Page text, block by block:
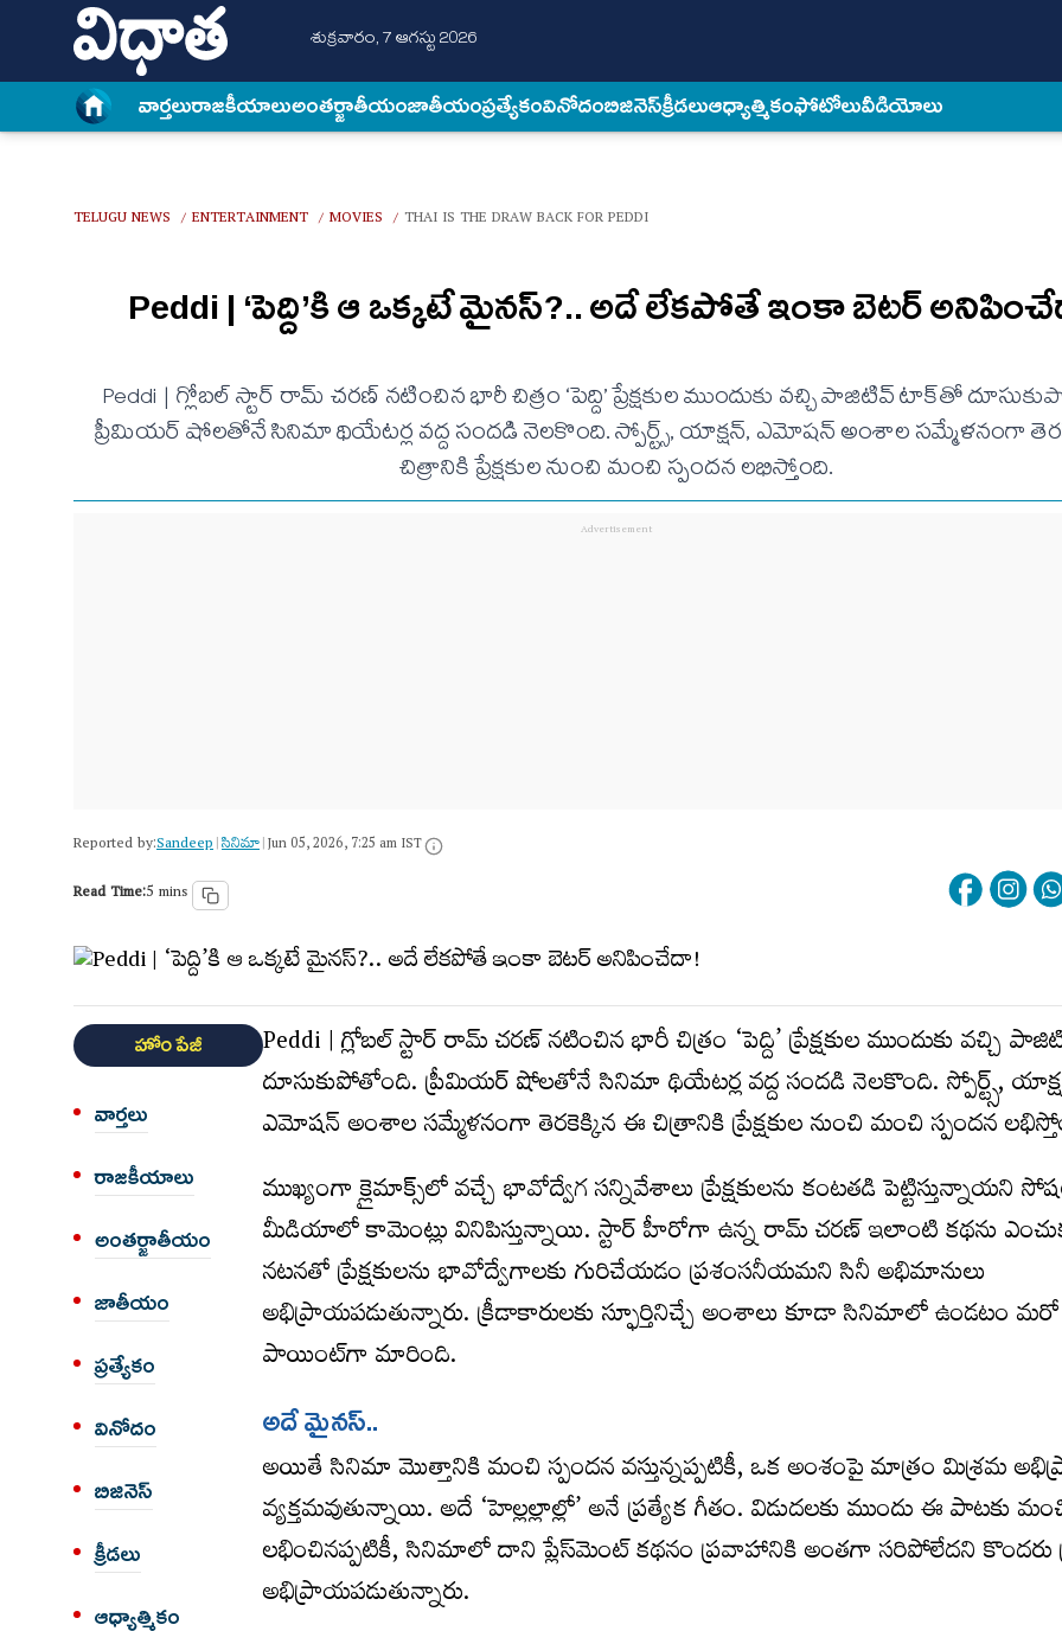
శుక్రవారం, 7 ఆగస్టు 2026
వార్త‌లురాజకీయాలుఅంత‌ర్జాతీయంజాతీయంప్రత్యేకంవినోదంబిజినెస్క్రీడలుఆధ్యాత్మికంఫోటోలువీడియోలు
TELUGU NEWS / ENTERTAINMENT / MOVIES / THAI IS THE DRAW BACK FOR PEDDI
Peddi | ‘పెద్ది’కి ఆ ఒక్కటే మైనస్?.. అదే లేకపోతే ఇంకా బెటర్
Peddi | గ్లోబల్ స్టార్ రామ్ చరణ్ నటించిన భారీ చిత్రం ‘పెద్ది’ ప్రేక్షకుల ముందుకు వచ్చి పాజిటివ్ టాక్‌తో
ప్రీమియర్ షోలతోనే సినిమా థియేటర్ల వద్ద సందడి నెలకొంది. స్పోర్ట్స్, యాక్షన్, ఎమోషన్ అంశాల సమ్మేళనంగా
చిత్రానికి ప్రేక్షకుల నుంచి మంచి స్పందన లభిస్తోంది.
Reported by:Sandeep|సినిమా|Jun 05, 2026, 7:25 am IST
Read Time:5 mins
హోం పేజీ
వార్త‌లు
రాజకీయాలు
అంత‌ర్జాతీయం
జాతీయం
ప్రత్యేకం
వినోదం
బిజినెస్
క్రీడలు
ఆధ్యాత్మికం
Peddi | గ్లోబల్ స్టార్ రామ్ చరణ్ నటించిన భారీ చిత్రం ‘పెద్ది’ ప్రేక్షకుల ముందుకు వచ్చి
దూసుకుపోతోంది. ప్రీమియర్ షోలతోనే సినిమా థియేటర్ల వద్ద సందడి నెలకొంది. స్పోర్ట్స్,
ఎమోషన్ అంశాల సమ్మేళనంగా తెరకెక్కిన ఈ చిత్రానికి ప్రేక్షకుల నుంచి మంచి స్పందన
ముఖ్యంగా క్లైమాక్స్‌లో వచ్చే భావోద్వేగ సన్నివేశాలు ప్రేక్షకులను కంటతడి పెట్టిస్తున్నాయని
మీడియాలో కామెంట్లు వినిపిస్తున్నాయి. స్టార్ హీరోగా ఉన్న రామ్ చరణ్ ఇలాంటి కథను
నటనతో ప్రేక్షకులను భావోద్వేగాలకు గురిచేయడం ప్రశంసనీయమని సినీ అభిమానులు
అభిప్రాయపడుతున్నారు. క్రీడాకారులకు స్ఫూర్తినిచ్చే అంశాలు కూడా సినిమాలో ఉండటం మరో
పాయింట్‌గా మారింది.
అదే మైన‌స్..
అయితే సినిమా మొత్తానికి మంచి స్పందన వస్తున్నప్పటికీ, ఒక అంశంపై మాత్రం మిశ్రమ
వ్యక్తమవుతున్నాయి. అదే ‘హెల్లల్లాల్లో’ అనే ప్రత్యేక గీతం. విడుదలకు ముందు ఈ పాటకు
లభించినప్పటికీ, సినిమాలో దాని ప్లేస్‌మెంట్ కథనం ప్రవాహానికి అంతగా సరిపోలేదని కొందరు
అభిప్రాయపడుతున్నారు.